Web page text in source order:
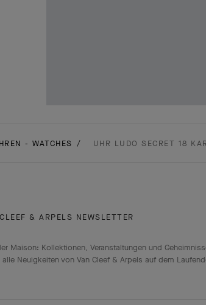
- WATCHES UHR LUDO SECRET 18
& ARPELS NEWSLETTER
Maison: Kollektionen, Veranstaltungen und
Neuigkeiten von Van Cleef & Arpels auf dem